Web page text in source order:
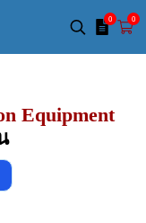
0 0
Equipment